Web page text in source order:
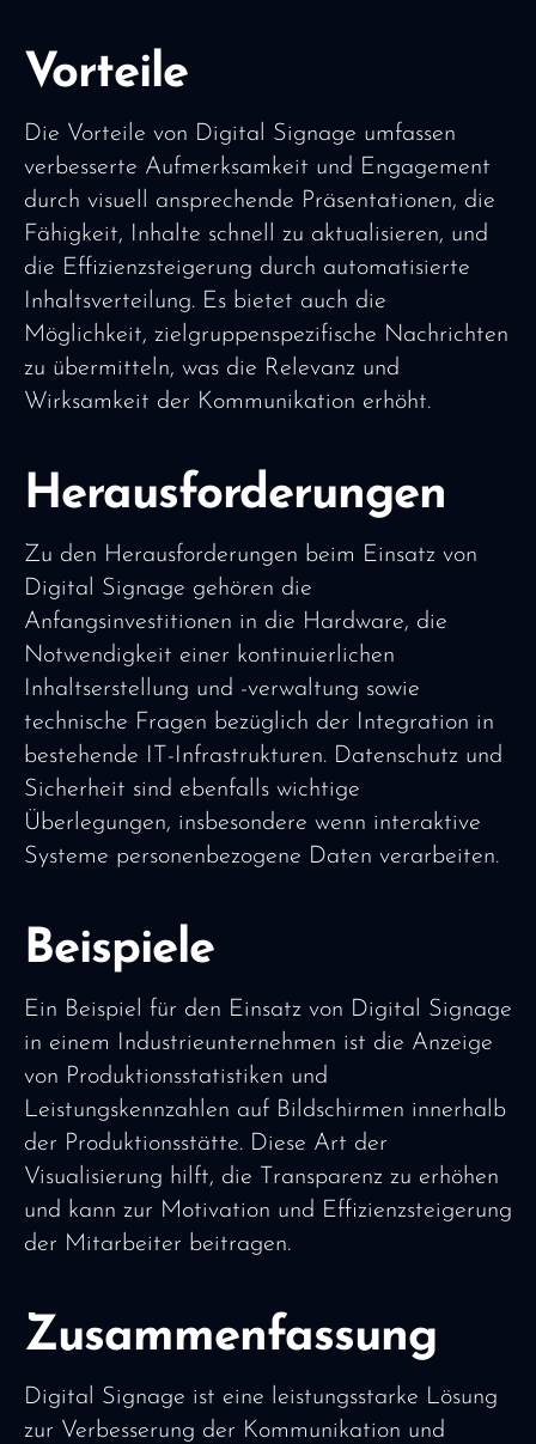
Vorteile
Die Vorteile von Digital Signage umfassen
verbesserte Aufmerksamkeit und Engagement
durch visuell ansprechende Präsentationen, die
Fähigkeit, Inhalte schnell zu aktualisieren, und
die Effizienzsteigerung durch automatisierte
Inhaltsverteilung. Es bietet auch die
Möglichkeit, zielgruppenspezifische Nachrichten
zu übermitteln, was die Relevanz und
Wirksamkeit der Kommunikation erhöht.
Herausforderungen
Zu den Herausforderungen beim Einsatz von
Digital Signage gehören die
Anfangsinvestitionen in die Hardware, die
Notwendigkeit einer kontinuierlichen
Inhaltserstellung und -verwaltung sowie
technische Fragen bezüglich der Integration in
bestehende IT-Infrastrukturen. Datenschutz und
Sicherheit sind ebenfalls wichtige
Überlegungen, insbesondere wenn interaktive
Systeme personenbezogene Daten verarbeiten.
Beispiele
Ein Beispiel für den Einsatz von Digital Signage
in einem Industrieunternehmen ist die Anzeige
von Produktionsstatistiken und
Leistungskennzahlen auf Bildschirmen innerhalb
der Produktionsstätte. Diese Art der
Visualisierung hilft, die Transparenz zu erhöhen
und kann zur Motivation und Effizienzsteigerung
der Mitarbeiter beitragen.
Zusammenfassung
Digital Signage ist eine leistungsstarke Lösung
zur Verbesserung der Kommunikation und